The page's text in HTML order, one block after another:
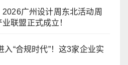
广州设计周东北活动周
联盟正式成立！
“合规时代”！这3家企业实